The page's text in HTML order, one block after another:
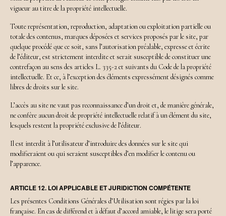
vigueur au titre de la propriété intellectuelle.
Toute représentation, reproduction, adaptation ou exploitation partielle ou
totale des contenus, marques déposées et services proposés par le site, par
quelque procédé que ce soit, sans l’autorisation préalable, expresse et écrite
de l’éditeur, est strictement interdite et serait susceptible de constituer une
contrefaçon au sens des articles L. 335-2 et suivants du Code de la propriété
intellectuelle. Et ce, à l’exception des éléments expressément désignés comme
libres de droits sur le site.
L’accès au site ne vaut pas reconnaissance d’un droit et, de manière générale,
ne confère aucun droit de propriété intellectuelle relatif à un élément du site,
lesquels restent la propriété exclusive de l’éditeur.
Il est interdit à l’utilisateur d’introduire des données sur le site qui
modifieraient ou qui seraient susceptibles d’en modifier le contenu ou
l’apparence.
ARTICLE 12. LOI APPLICABLE ET JURIDICTION COMPÉTENTE
Les présentes Conditions Générales d’Utilisation sont régies par la loi
française. En cas de différend et à défaut d’accord amiable, le litige sera porté